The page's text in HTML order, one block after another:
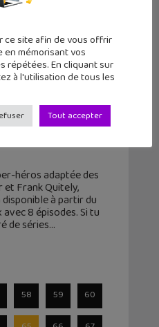
Netflix : une
la nouvelles
héros adaptée des
et Frank Quitely,
à partir du
8 épisodes. Si tu
de séries
58 59 60
ce site afin de vous offrir
mémorisant vos
répétées. En cliquant sur
à l'utilisation de tous les
Tout accepter